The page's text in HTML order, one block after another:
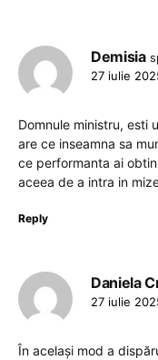
Demisia
27 iulie
Domnule ministru, esti
are ce inseamna sa
ce performanta ai
aceea de a intra in
Reply
Daniela
27 iulie
În același mod a